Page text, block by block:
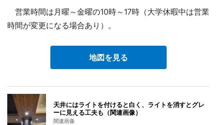
営業時間は月曜～金曜の10時～17時（大学休暇中は営業
時間が変更になる場合あり）。
地図を見る
天井にはライトを付けると白く、ライトを消すとグレ
ーに見える工夫も（関連画像）
関連画像